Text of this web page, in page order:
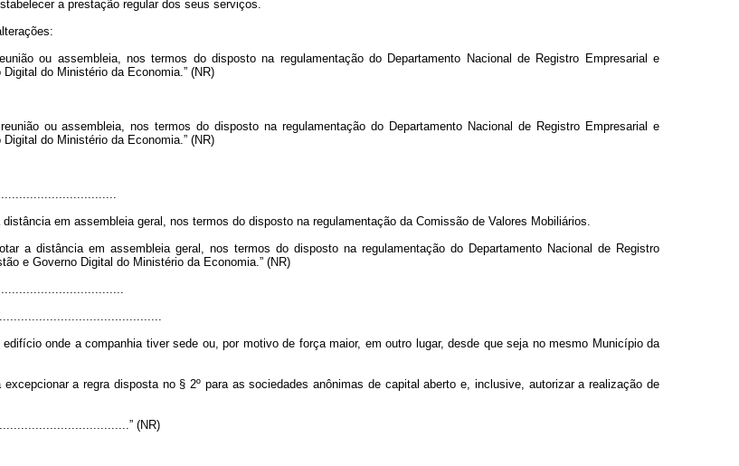
a prestação regular dos seus serviços.
ou assembleia, nos termos do disposto na regulamentação do Departamento Nacional de Registro Empresarial e
do Ministério da Economia.” (NR)
ou assembleia, nos termos do disposto na regulamentação do Departamento Nacional de Registro Empresarial e
do Ministério da Economia.” (NR)
em assembleia geral, nos termos do disposto na regulamentação da Comissão de Valores Mobiliários.
a distância em assembleia geral, nos termos do disposto na regulamentação do Departamento Nacional de Registro
e Governo Digital do Ministério da Economia.” (NR)
onde a companhia tiver sede ou, por motivo de força maior, em outro lugar, desde que seja no mesmo Município da
a regra disposta no § 2º para as sociedades anônimas de capital aberto e, inclusive, autorizar a realização de
(NR)